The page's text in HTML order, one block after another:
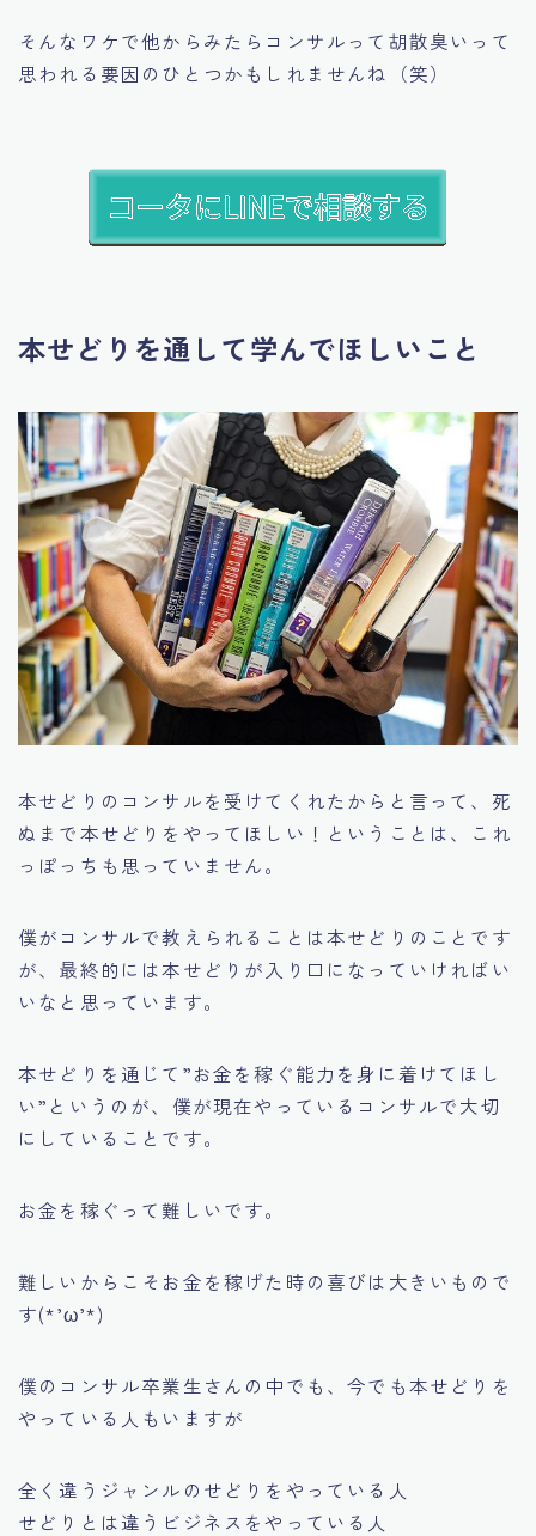
そんなワケで他からみたらコンサルって胡散臭いって
思われる要因のひとつかもしれませんね（笑）
本せどりを通して学んでほしいこと
本せどりのコンサルを受けてくれたからと言って、 死
ぬまで本せどりをやってほしい！ ということは、これ
っぽっちも思っていません。
僕がコンサルで教えられることは本せどりのことです
が、最終的には本せどりが入り口になっていければい
いなと思っています。
本せどりを通じて ”お金を稼ぐ能力を身に着けてほし
い” というのが、僕が現在やっているコンサルで大切
にしていることです。
お金を稼ぐって難しいです。
難しいからこそお金を稼げた時の喜びは大きいもので
す(*’ω’*)
僕のコンサル卒業生さんの中でも、今でも本せどりを
やっている人もいますが
全く違うジャンルのせどりをやっている人
せどりとは違うビジネスをやっている人